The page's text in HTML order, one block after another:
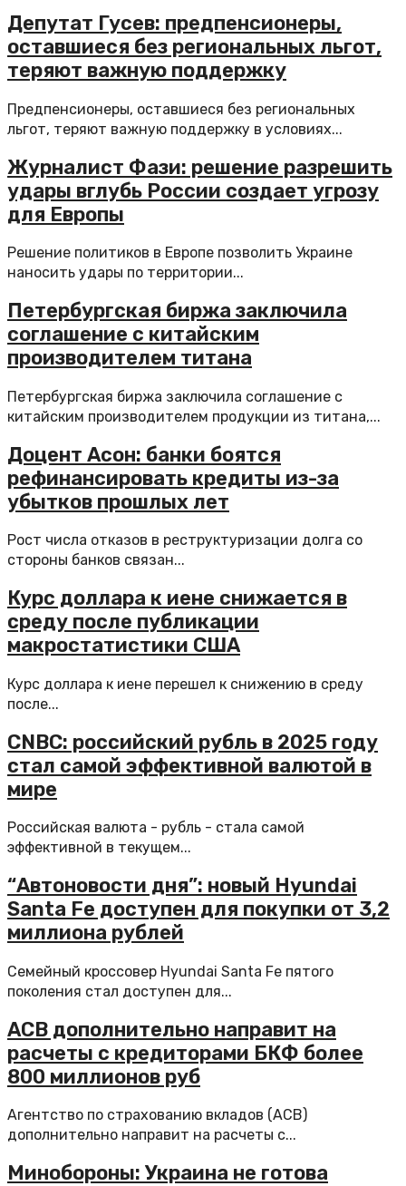
Депутат Гусев: предпенсионеры,
оставшиеся без региональных льгот,
теряют важную поддержку
Предпенсионеры, оставшиеся без региональных
льгот, теряют важную поддержку в условиях...
Журналист Фази: решение разрешить
удары вглубь России создает угрозу
для Европы
Решение политиков в Европе позволить Украине
наносить удары по территории...
Петербургская биржа заключила
соглашение с китайским
производителем титана
Петербургская биржа заключила соглашение с
китайским производителем продукции из титана,...
Доцент Асон: банки боятся
рефинансировать кредиты из-за
убытков прошлых лет
Рост числа отказов в реструктуризации долга со
стороны банков связан...
Курс доллара к иене снижается в
среду после публикации
макростатистики США
Курс доллара к иене перешел к снижению в среду
после...
CNBC: российский рубль в 2025 году
стал самой эффективной валютой в
мире
Российская валюта - рубль - стала самой
эффективной в текущем...
“Автоновости дня”: новый Hyundai
Santa Fe доступен для покупки от 3,2
миллиона рублей
Семейный кроссовер Hyundai Santa Fe пятого
поколения стал доступен для...
АСВ дополнительно направит на
расчеты с кредиторами БКФ более
800 миллионов руб
Агентство по страхованию вкладов (АСВ)
дополнительно направит на расчеты с...
Минобороны: Украина не готова